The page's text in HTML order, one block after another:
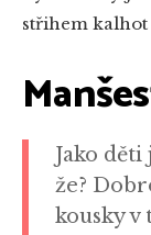
střihem
Jako děti
že?
kousky v